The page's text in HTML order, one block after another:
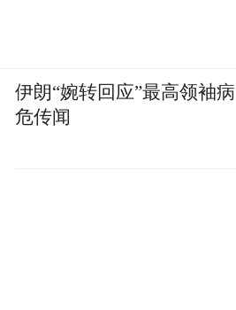
伊朗“婉转回应”最高领袖病
危传闻